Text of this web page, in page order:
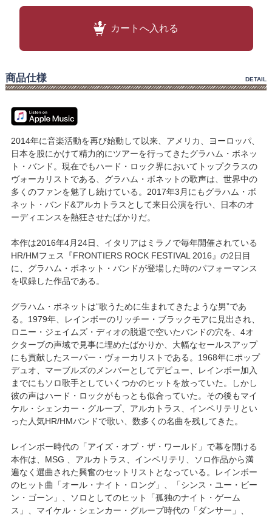
カートへ入れる
商品仕様 DETAIL
2014年に音楽活動を再び始動して以来、アメリカ、ヨーロッパ、
日本を股にかけて精力的にツアーを行ってきたグラハム・ボネッ
ト・バンド。現在でもハード・ロック界においてトップクラスの
ヴォーカリストである、グラハム・ボネットの歌声は、世界中の
多くのファンを魅了し続けている。2017年3月にもグラハム・ボ
ネット・バンド&アルカトラスとして来日公演を行い、日本のオ
ーディエンスを熱狂させたばかりだ。
本作は2016年4月24日、イタリアはミラノで毎年開催されている
HR/HMフェス『FRONTIERS ROCK FESTIVAL 2016』の2日目
に、グラハム・ボネット・バンドが登場した時のパフォーマンス
を収録した作品である。
グラハム・ボネットは“歌うために生まれてきたような男”であ
る。1979年、レインボーのリッチー・ブラックモアに見出され、
ロニー・ジェイムズ・ディオの脱退で空いたバンドの穴を、4オ
クターブの声域で見事に埋めたばかりか、大幅なセールスアップ
にも貢献したスーパー・ヴォーカリストである。1968年にポップ
デュオ、マーブルズのメンバーとしてデビュー、レインボー加入
までにもソロ歌手としていくつかのヒットを放っていた。しかし
彼の声はハード・ロックがもっとも似合っていた。その後もマイ
ケル・シェンカー・グループ、アルカトラス、インペリテリとい
った人気HR/HMバンドで歌い、数多くの名曲を残してきた。
レインボー時代の「アイズ・オブ・ザ・ワールド」で幕を開ける
本作は、MSG 、アルカトラス、インペリテリ、ソロ作品から満
遍なく選曲された興奮のセットリストとなっている。レインボー
のヒット曲「オール・ナイト・ロング」、「シンス・ユー・ビー
ン・ゴーン」、ソロとしてのヒット「孤独のナイト・ゲーム
ス」、マイケル・シェンカー・グループ時代の「ダンサー」、